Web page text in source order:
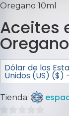
Oregano 10ml
Aceites
Dólar de los
Unidos (US) ($)
Tienda: